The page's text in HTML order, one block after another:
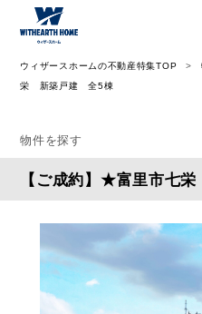
ウィザースホームの不動産特集TOP
栄 新築戸建 全5棟
物件を探す
【ご成約】★富里市七